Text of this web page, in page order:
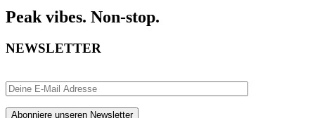
Peak vibes. Non-stop.
NEWSLETTER